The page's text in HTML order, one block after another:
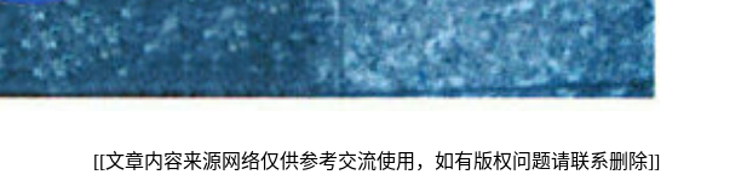
[[文章内容来源网络仅供参考交流使用，如有版权问题请联系删除]]